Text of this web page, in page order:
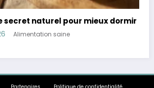
naturel pour mieux dormir
saine